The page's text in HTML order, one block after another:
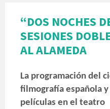
“DOS NOCHES
SESIONES
AL ALAMEDA
La programación del
filmografía española
películas en el teatro